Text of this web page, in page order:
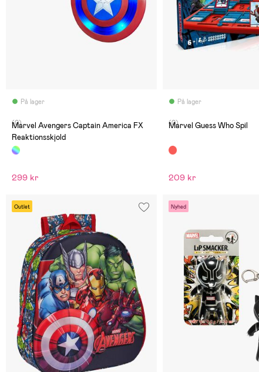
På lager
(0)
Marvel Avengers Captain America FX
Reaktionsskjold
299 kr
På lager
(0)
Marvel Guess Who Spil
209 kr
Outlet Nyhed